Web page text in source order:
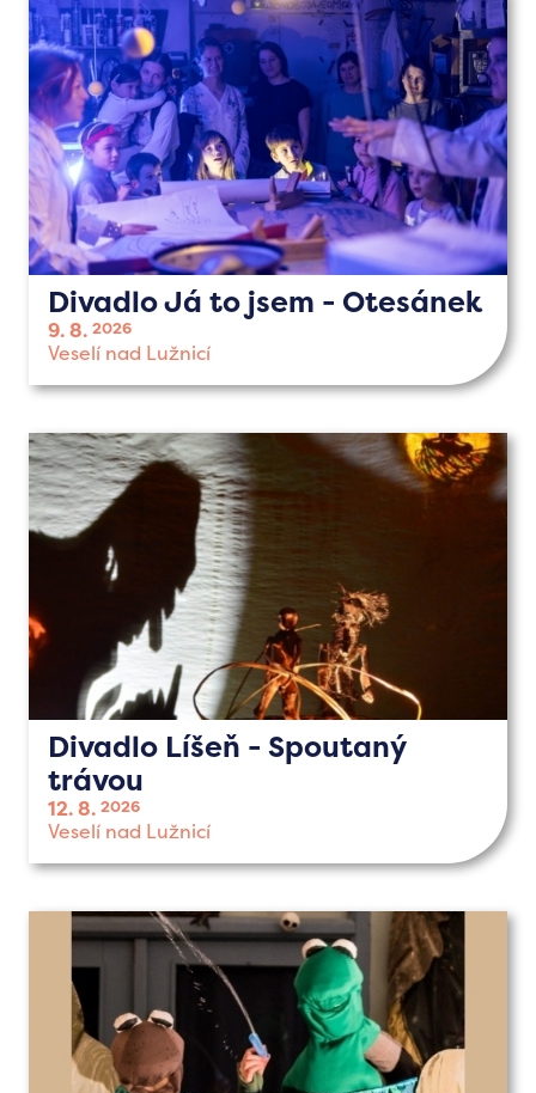
Divadlo Já to jsem - Otesánek
9. 8. 2026
Veselí nad Lužnicí
Divadlo Líšeň - Spoutaný
trávou
12. 8. 2026
Veselí nad Lužnicí